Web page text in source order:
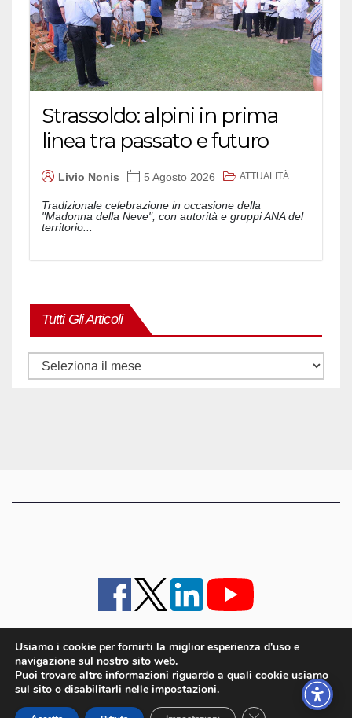
Strassoldo: alpini in prima
linea tra passato e futuro
Livio Nonis 5 Agosto 2026 ATTUALITÀ
Tradizionale celebrazione in occasione della
"Madonna della Neve", con autorità e gruppi ANA del
territorio...
Tutti Gli Articoli
Tutti
iMagazine · contatti e staff · lavora con noi
Cookie policy UE
iMagazine è un marchio di proprietà di Goliardica Editrice redazione in via Aquileia 64a,
Bagnaria Arsa (UD) - P.iva 00559050315
Usiamo i cookie per fornirti la miglior esperienza d'uso e
navigazione sul nostro sito web.
Puoi trovare altre informazioni riguardo a quali cookie usiamo
sul sito o disabilitarli nelle impostazioni.